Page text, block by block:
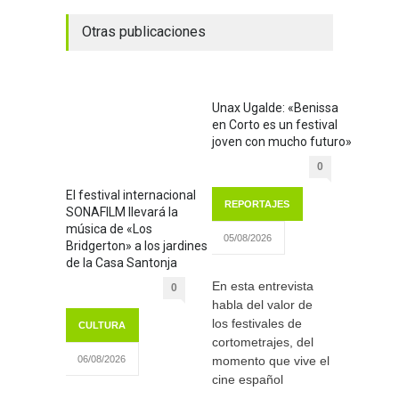
Otras publicaciones
El festival internacional
SONAFILM llevará la
música de «Los
Bridgerton» a los jardines
de la Casa Santonja
0
CULTURA
06/08/2026
Unax Ugalde: «Benissa
en Corto es un festival
joven con mucho futuro»
0
REPORTAJES
05/08/2026
En esta entrevista
habla del valor de
los festivales de
cortometrajes, del
momento que vive el
cine español